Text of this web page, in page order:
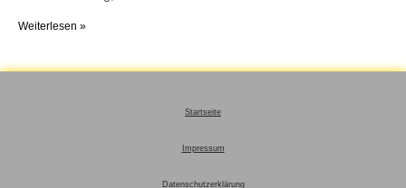
Weiterlesen »
Startseite
Impressum
Datenschutzerklärung